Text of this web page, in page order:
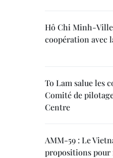
Hô Chi Minh-
coopération avec
To Lam salue les
Comité de
Centre
AMM-59 : Le
propositions